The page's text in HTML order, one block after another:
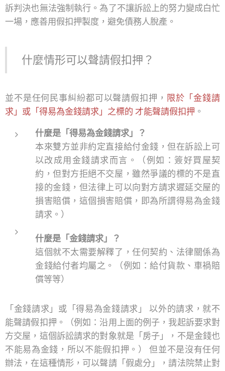
訴判決也無法強制執行。為了不讓訴訟上的努力變成白忙
一場，應善用假扣押製度，避免債務人脫產。
什麼情形可以聲請假扣押？
並不是任何民事糾紛都可以聲請假扣押， 限於「金錢請
求」或「得易為金錢請求」之標的 才能聲請假扣押 。
什麼是「得易為金錢請求」？
本來雙方並非約定直接給付金錢，但在訴訟上可
以改成用金錢請求而言。（例如：簽好買屋契
約，但對方拒絕不交屋，雖然爭議的標的不是直
接的金錢，但法律上可以向對方請求遲延交屋的
損害賠償，這個損害賠償，即為所謂得易為金錢
請求。）
什麼是「金錢請求」？
這個就不太需要解釋了，任何契約、法律關係為
金錢給付者均屬之。（例如：給付貨款、車禍賠
償等等）
「金錢請求」或「得易為金錢請求」 以外的請求，就不
能聲請假扣押。（例如：沿用上面的例子，我起訴要求對
方交屋，這個訴訟請求的對象就是「房子」，不是金錢也
不能易為金錢，所以不能假扣押。） 但並不是沒有任何
辦法，在這種情形，可以聲請「假處分」，請法院禁止對